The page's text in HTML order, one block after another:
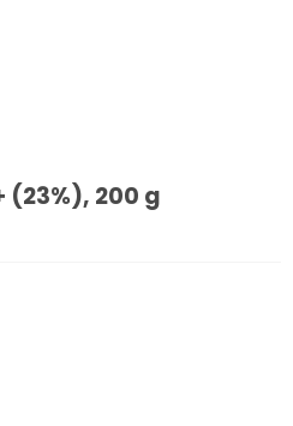
(23%), 200 g